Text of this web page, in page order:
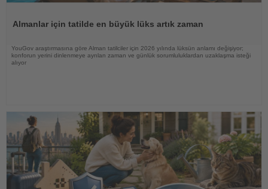
Almanlar için tatilde en büyük lüks artık zaman
YouGov araştırmasına göre Alman tatilciler için 2026 yılında lüksün anlamı değişiyor;
konforun yerini dinlenmeye ayrılan zaman ve günlük sorumluluklardan uzaklaşma isteği
alıyor